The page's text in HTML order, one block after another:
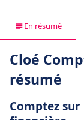
En résumé
Cloé
résumé
Comptez